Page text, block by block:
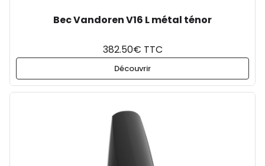
Bec Vandoren V16 L métal ténor
382.50€ TTC
Découvrir